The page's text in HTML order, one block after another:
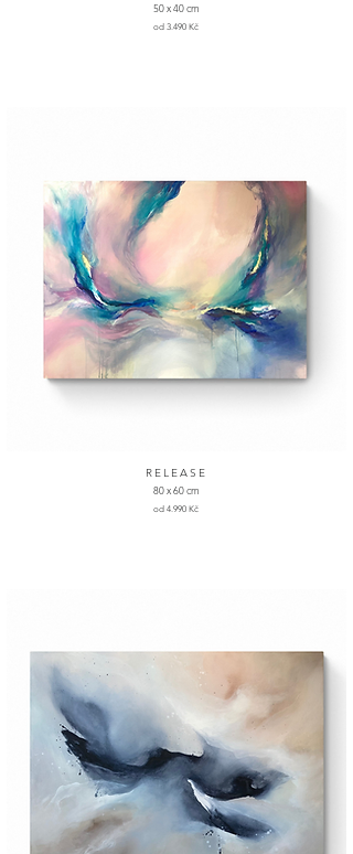
50 x 40 cm
od 3.490 Kč
RELEASE
80 x 60 cm
od 4.990 Kč